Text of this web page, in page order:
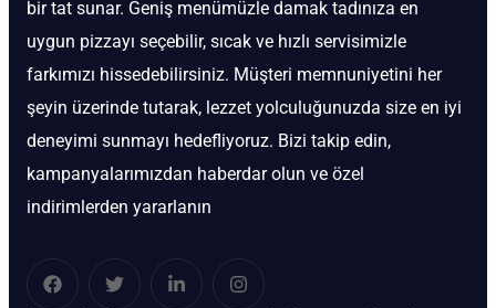
bir tat sunar. Geniş menümüzle damak tadınıza en
uygun pizzayı seçebilir, sıcak ve hızlı servisimizle
farkımızı hissedebilirsiniz. Müşteri memnuniyetini her
şeyin üzerinde tutarak, lezzet yolculuğunuzda size en iyi
deneyimi sunmayı hedefliyoruz. Bizi takip edin,
kampanyalarımızdan haberdar olun ve özel
indirimlerden yararlanın